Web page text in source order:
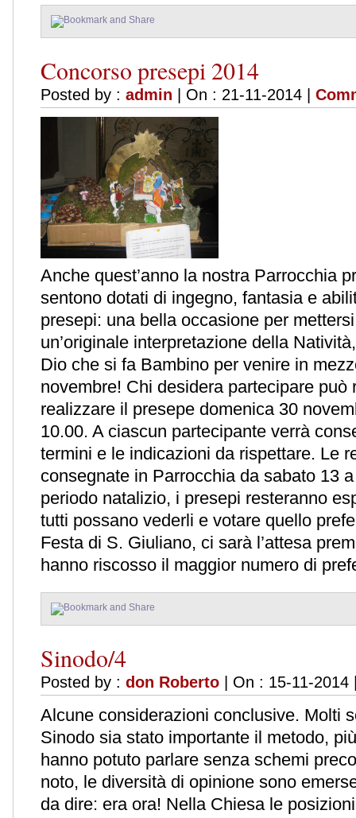
Concorso presepi 2014
Posted by : admin | On : 21-11-2014 |
Anche quest’anno la nostra Parrocchia
sentono dotati di ingegno, fantasia e
presepi: una bella occasione per
un’originale interpretazione della
Dio che si fa Bambino per venire in
novembre! Chi desidera partecipare
realizzare il presepe domenica 30
10.00. A ciascun partecipante verrà
termini e le indicazioni da rispettare. Le
consegnate in Parrocchia da sabato 13
periodo natalizio, i presepi resteranno
tutti possano vederli e votare quello
Festa di S. Giuliano, ci sarà l’attesa
hanno riscosso il maggior numero di
Sinodo/4
Posted by : don Roberto | On : 15-11-
Alcune considerazioni conclusive. Molti
Sinodo sia stato importante il metodo,
hanno potuto parlare senza schemi
noto, le diversità di opinione sono
da dire: era ora! Nella Chiesa le